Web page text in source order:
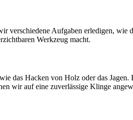
verschiedene Aufgaben erledigen, wie
Werkzeug macht.
das Hacken von Holz oder das
wir auf eine zuverlässige Klinge